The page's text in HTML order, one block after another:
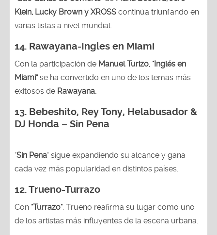
Klein, Lucky Brown y XROSS continúa triunfando en
varias listas a nivel mundial.
14. Rawayana-Ingles en Miami
Con la participación de Manuel Turizo, "Inglés en
Miami"se ha convertido en uno de los temas más
exitosos de Rawayana.
13. Bebeshito, Rey Tony, Helabusador &
DJ Honda – Sin Pena
"Sin Pena" sigue expandiendo su alcance y gana
cada vez más popularidad en distintos países.
12.Trueno-Turrazo
Con "Turrazo", Trueno reafirma su lugar como uno
de los artistas más influyentes de la escena urbana.